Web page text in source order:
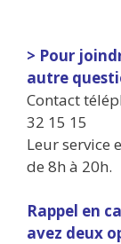
> Pour
autre
Contact
32 15 15
Leur service
de 8h à 20h.
Rappel en
avez deux